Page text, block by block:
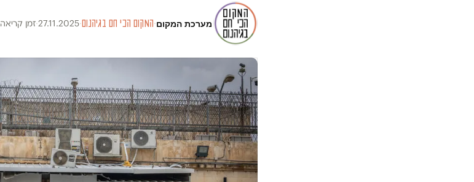
מערכת המקום·המקום הכי חם בגיהנום·
27.11.2025
·זמן קריאה 2 דק׳